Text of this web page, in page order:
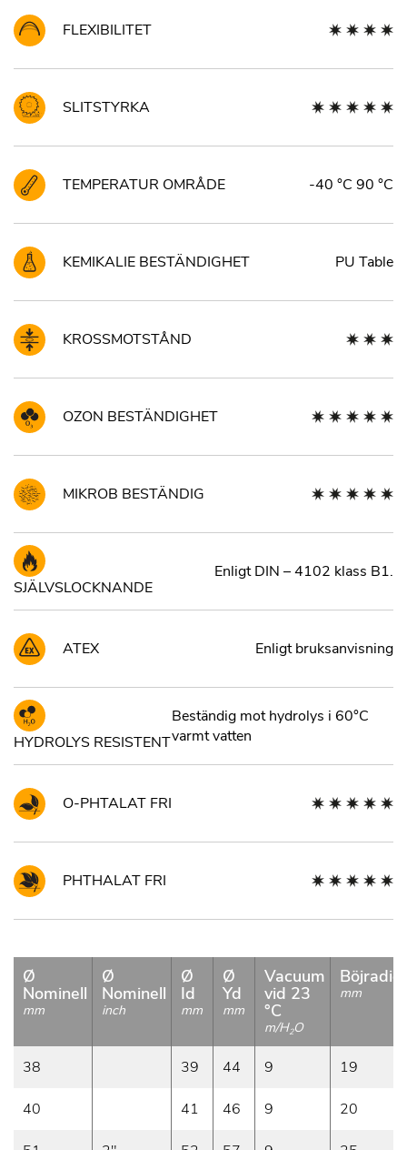
FLEXIBILITET
SLITSTYRKA
TEMPERATUR OMRÅDE -40 °C 90 °C
KEMIKALIE BESTÄNDIGHET PU Table
KROSSMOTSTÅND
OZON BESTÄNDIGHET
MIKROB BESTÄNDIG
SJÄLVSLOCKNANDE
Enligt DIN – 4102 klass B1.
ATEX Enligt bruksanvisning
HYDROLYS RESISTENT
Beständig mot hydrolys i 60°C
varmt vatten
O-PHTALAT FRI
PHTHALAT FRI
Ø
Nominell
mm
Ø
Nominell
inch
Ø
Id
mm
Ø
Yd
mm
Vacuum
vid 23
°C
m/H2O
Böjradie
mm
38 39 44 9 19
40 41 46 9 20